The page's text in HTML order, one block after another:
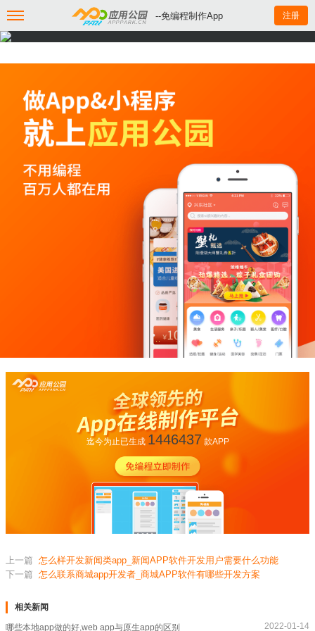
--免编程制作App 注册
迄今为止已生成 1446437 款APP
上一篇 怎么样开发新闻类app_新闻APP软件开发用户需要什么功能
下一篇 怎么联系商城app开发者_商城APP软件有哪些开发方案
相关新闻
哪些本地app做的好,web app与原生app的区别 2022-01-14